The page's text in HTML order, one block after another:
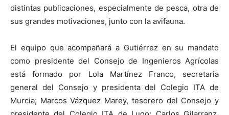
distintas publicaciones, especialmente de pesca, otra de
sus grandes motivaciones, junto con la avifauna.
El equipo que acompañará a Gutiérrez en su mandato
como presidente del Consejo de Ingenieros Agrícolas
está formado por Lola Martínez Franco, secretaria
general del Consejo y presidenta del Colegio ITA de
Murcia; Marcos Vázquez Marey, tesorero del Consejo y